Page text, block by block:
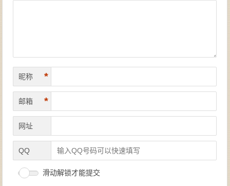
昵称 *
邮箱 *
网址
QQ
滑动解锁才能提交